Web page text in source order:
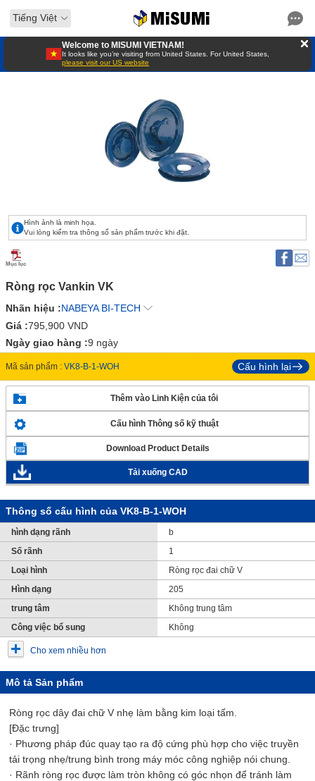
Tiếng Việt
Welcome to MISUMI VIETNAM!
It looks like you’re visiting from United States. For United States,
please visit our US website
Hình ảnh là minh họa.
Vui lòng kiểm tra thông số sản phẩm trước khi đặt.
Mục lục
Ròng rọc Vankin VK
Nhãn hiệu :NABEYA BI-TECH
Giá :795,900 VND
Ngày giao hàng :9 ngày
Mã sản phẩm : VK8-B-1-WOH Cấu hình lại
Thêm vào Linh Kiện của tôi
Cấu hình Thông số kỹ thuật
Download Product Details
Tải xuống CAD
Thông số cấu hình của VK8-B-1-WOH
hình dạng rãnh
b
Số rãnh
1
Loại hình
Ròng rọc đai chữ V
Hình dạng
205
trung tâm
Không trung tâm
Công việc bổ sung
Không
Cho xem nhiều hơn
Mô tả Sản phẩm
Ròng rọc dây đai chữ V nhẹ làm bằng kim loại tấm.
[Đặc trưng]
· Phương pháp đúc quay tạo ra độ cứng phù hợp cho việc truyền
tải trọng nhẹ/trung bình trong máy móc công nghiệp nói chung.
· Rãnh ròng rọc được làm tròn không có góc nhọn để tránh làm